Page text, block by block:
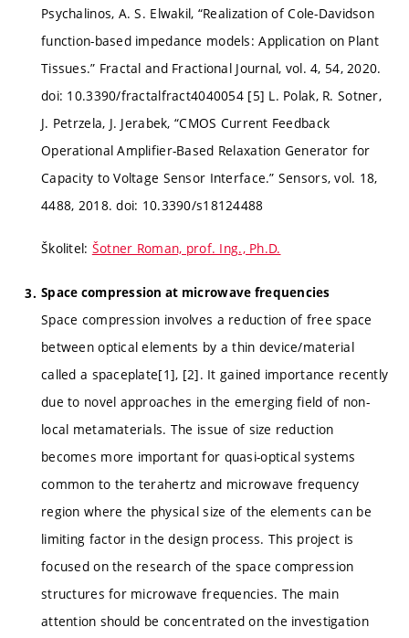
Psychalinos, A. S. Elwakil, “Realization of Cole-Davidson
function-based impedance models: Application on Plant
Tissues.” Fractal and Fractional Journal, vol. 4, 54, 2020.
doi: 10.3390/fractalfract4040054 [5] L. Polak, R. Sotner,
J. Petrzela, J. Jerabek, “CMOS Current Feedback
Operational Amplifier-Based Relaxation Generator for
Capacity to Voltage Sensor Interface.” Sensors, vol. 18,
4488, 2018. doi: 10.3390/s18124488
Školitel: Šotner Roman, prof. Ing., Ph.D.
Space compression at microwave frequencies
Space compression involves a reduction of free space
between optical elements by a thin device/material
called a spaceplate[1], [2]. It gained importance recently
due to novel approaches in the emerging field of non-
local metamaterials. The issue of size reduction
becomes more important for quasi-optical systems
common to the terahertz and microwave frequency
region where the physical size of the elements can be
limiting factor in the design process. This project is
focused on the research of the space compression
structures for microwave frequencies. The main
attention should be concentrated on the investigation